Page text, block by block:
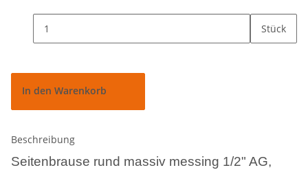
Stück
In den Warenkorb
Beschreibung
Seitenbrause rund massiv messing 1/2" AG,